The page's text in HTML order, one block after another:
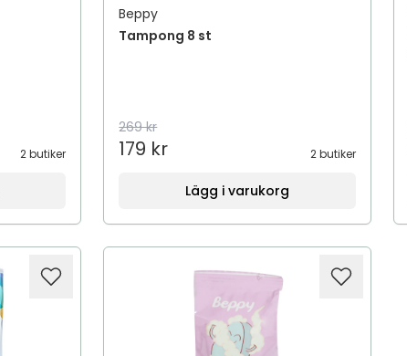
2 butiker
Beppy
Tampong 8 st
269 kr
179 kr 2 butiker
Lägg i varukorg